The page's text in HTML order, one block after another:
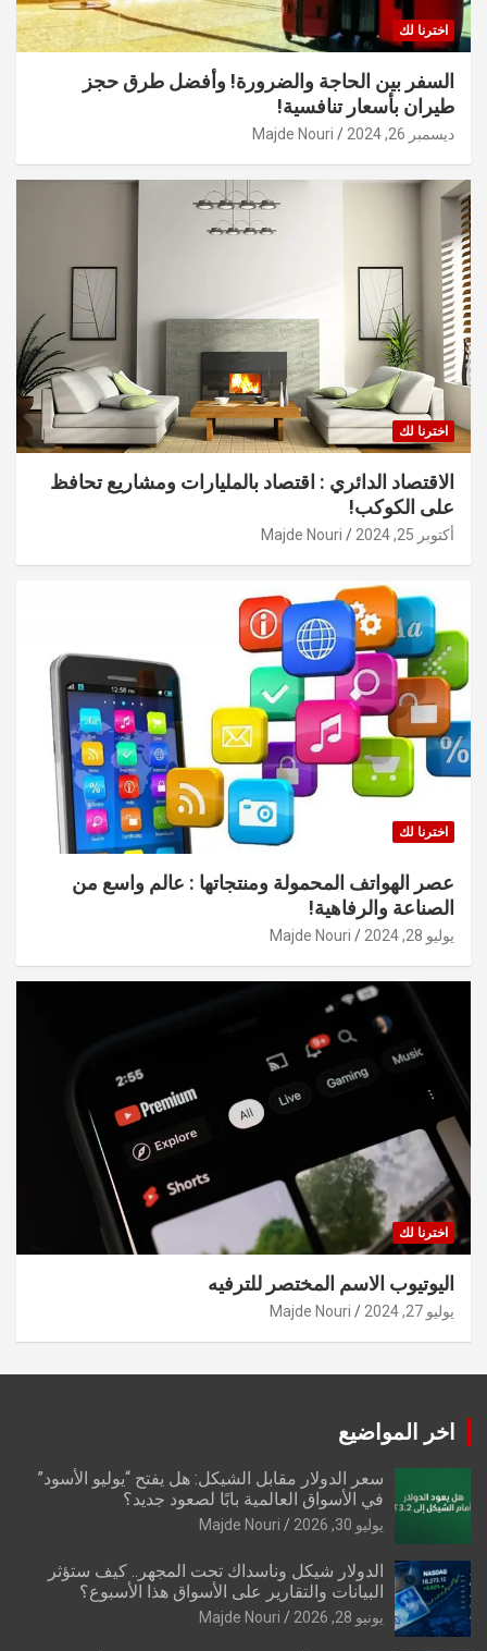
اخترنا لك
السفر بين الحاجة والضرورة! وأفضل طرق حجز
طيران بأسعار تنافسية!
ديسمبر 26, 2024 Majde Nouri
اخترنا لك
الاقتصاد الدائري : اقتصاد بالمليارات ومشاريع تحافظ
على الكوكب!
أكتوبر 25, 2024 Majde Nouri
اخترنا لك
عصر الهواتف المحمولة ومنتجاتها : عالم واسع من
الصناعة والرفاهية!
يوليو 28, 2024 Majde Nouri
اخترنا لك
اليوتيوب الاسم المختصر للترفيه
يوليو 27, 2024 Majde Nouri
اخر المواضيع
سعر الدولار مقابل الشيكل: هل يفتح “يوليو الأسود”
في الأسواق العالمية بابًا لصعود جديد؟
يوليو 30, 2026 Majde Nouri
الدولار شيكل وناسداك تحت المجهر.. كيف ستؤثر
البيانات والتقارير على الأسواق هذا الأسبوع؟
يونيو 28, 2026 Majde Nouri